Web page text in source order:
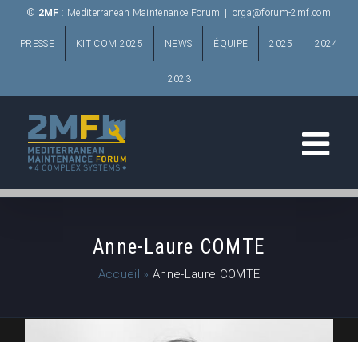
Passer
contenu
© 2MF : Mediterranean Maintenance Forum orga@forum-2mf.com
PRESSE KIT COM 2025 NEWS ÉQUIPE 2025 2024
2023
Anne-Laure COMTE
Accueil » Anne-Laure COMTE